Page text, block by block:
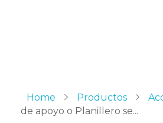
Home Productos
de apoyo o Planillero se...